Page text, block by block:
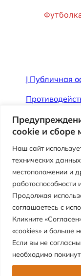
cookie и сборе
Наш сайт
технических
местоположении и
Продолжая
соглашаетесь с
Кликните
«cookies» и больше
Если вы не
необходимо
| Публичная
Версия
«Центр